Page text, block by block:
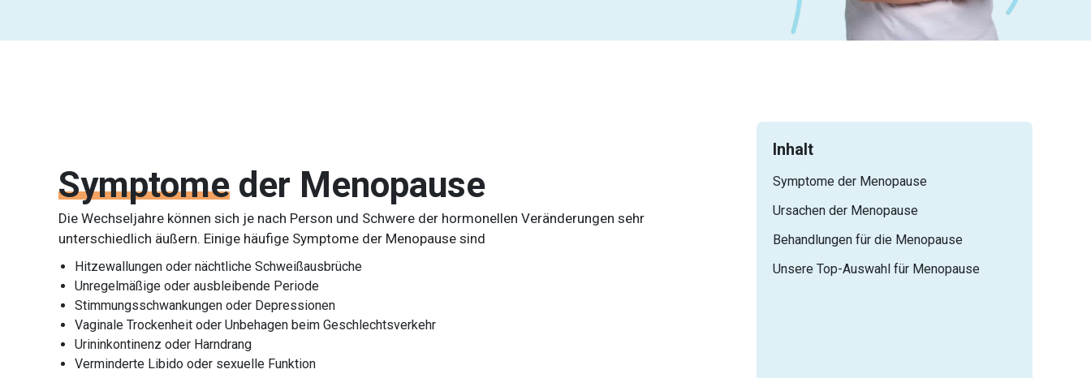
Symptome der Menopause
Die Wechseljahre können sich je nach Person und Schwere der hormonellen Veränderungen sehr
unterschiedlich äußern. Einige häufige Symptome der Menopause sind
Hitzewallungen oder nächtliche Schweißausbrüche
Unregelmäßige oder ausbleibende Periode
Stimmungsschwankungen oder Depressionen
Vaginale Trockenheit oder Unbehagen beim Geschlechtsverkehr
Urininkontinenz oder Harndrang
Verminderte Libido oder sexuelle Funktion
Inhalt
Symptome der Menopause
Ursachen der Menopause
Behandlungen für die Menopause
Unsere Top-Auswahl für Menopause